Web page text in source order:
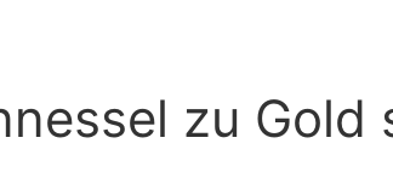
zu Gold